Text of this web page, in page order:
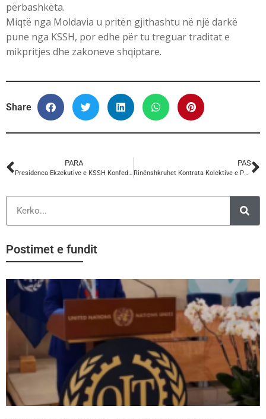
përbashkëta.
Miqtë nga Moldavia u pritën gjithashtu në një darkë
pune nga KSSH, por edhe për tu treguar traditat e
mikpritjes dhe zakoneve shqiptare.
Share
PARA
Presidenca Ekzekutive e KSSH Konfederata e Sindikatave te Shqiperise pret në Selinë Qëndrore të saj Anëtarët e Komitetit Konfederal të Confederația Națională a Sindicatelor din Moldova
PAS
Rinënshkruhet Kontrata Kolektive e Punës ndërmjet MSHMS-KSSH. 2024-2027
Postimet e fundit